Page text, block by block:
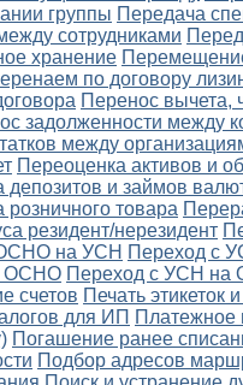
группы Передача
сотрудниками
хранение
по договору
Перенос вычета,
задолженности между
между
Переоценка активов и
депозитов и займов
розничного товара
резидент/нерезидент
на УСН Переход с
ОСНО Переход с УСН на
счетов Печать этикеток
для ИП Платежное
Погашение ранее
Подбор адресов